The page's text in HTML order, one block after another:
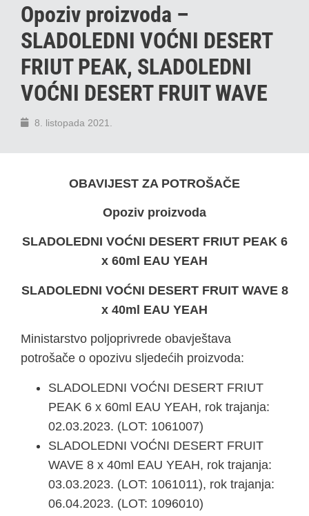
Opoziv proizvoda –
SLADOLEDNI VOĆNI DESERT
FRIUT PEAK, SLADOLEDNI
VOĆNI DESERT FRUIT WAVE
8. listopada 2021.
OBAVIJEST ZA POTROŠAČE
Opoziv proizvoda
SLADOLEDNI VOĆNI DESERT FRIUT PEAK 6
x 60ml EAU YEAH
SLADOLEDNI VOĆNI DESERT FRUIT WAVE 8
x 40ml EAU YEAH
Ministarstvo poljoprivrede obavještava
potrošače o opozivu sljedećih proizvoda:
SLADOLEDNI VOĆNI DESERT FRIUT
PEAK 6 x 60ml EAU YEAH, rok trajanja:
02.03.2023. (LOT: 1061007)
SLADOLEDNI VOĆNI DESERT FRUIT
WAVE 8 x 40ml EAU YEAH, rok trajanja:
03.03.2023. (LOT: 1061011), rok trajanja:
06.04.2023. (LOT: 1096010)